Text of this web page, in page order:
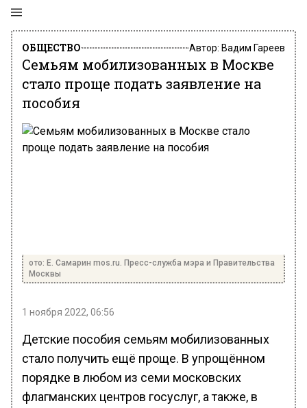
ОБЩЕСТВО Автор: Вадим Гареев
Семьям мобилизованных в Москве
стало проще подать заявление на
пособия
ото: Е. Самарин mos.ru. Пресс-служба мэра и Правительства
Москвы
1 ноября 2022, 06:56
Детские пособия семьям мобилизованных
стало получить ещё проще. В упрощённом
порядке в любом из семи московских
флагманских центров госуслуг, а также, в